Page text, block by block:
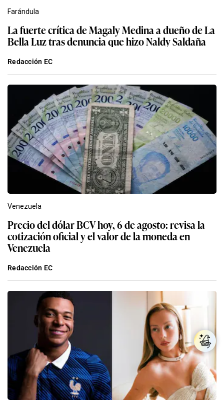
Farándula
La fuerte crítica de Magaly Medina a dueño de La
Bella Luz tras denuncia que hizo Naldy Saldaña
Redacción EC
Venezuela
Precio del dólar BCV hoy, 6 de agosto: revisa la
cotización oficial y el valor de la moneda en
Venezuela
Redacción EC